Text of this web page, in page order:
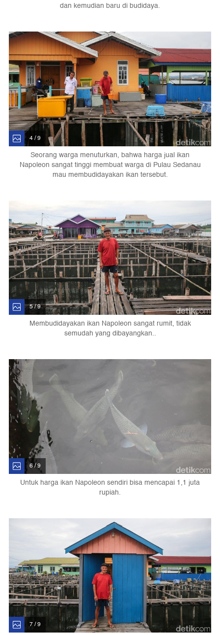
dan kemudian baru di budidaya.
4 / 9
Seorang warga menuturkan, bahwa harga jual ikan
Napoleon sangat tinggi membuat warga di Pulau Sedanau
mau membudidayakan ikan tersebut.
5 / 9
Membudidayakan ikan Napoleon sangat rumit, tidak
semudah yang dibayangkan..
6 / 9
Untuk harga ikan Napoleon sendiri bisa mencapai 1,1 juta
rupiah.
7 / 9